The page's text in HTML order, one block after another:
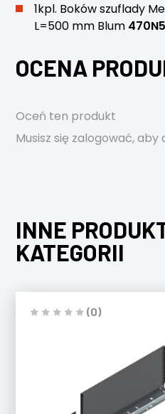
1kpl. Boków szuflady
L=500 mm Blum
OCENA
Oceń ten produkt
Musisz się zalogować, aby
INNE
KATEGORII
(0)